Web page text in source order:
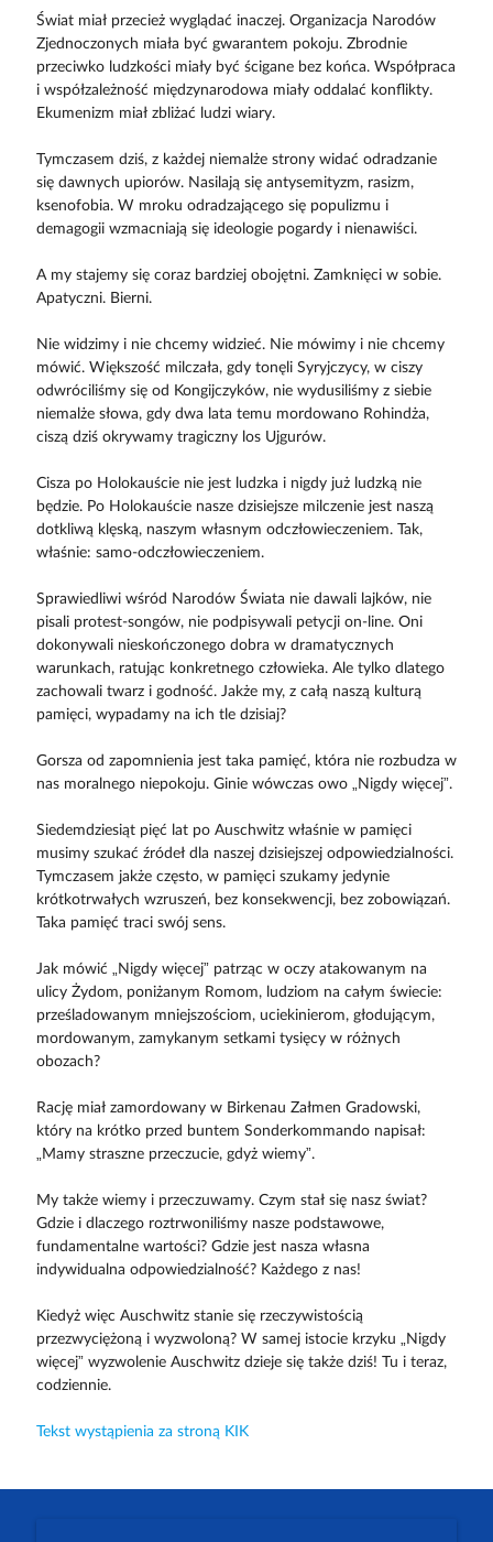
Świat miał przecież wyglądać inaczej. Organizacja Narodów
Zjednoczonych miała być gwarantem pokoju. Zbrodnie
przeciwko ludzkości miały być ścigane bez końca. Współpraca
i współzależność międzynarodowa miały oddalać konflikty.
Ekumenizm miał zbliżać ludzi wiary.
Tymczasem dziś, z każdej niemalże strony widać odradzanie
się dawnych upiorów. Nasilają się antysemityzm, rasizm,
ksenofobia. W mroku odradzającego się populizmu i
demagogii wzmacniają się ideologie pogardy i nienawiści.
A my stajemy się coraz bardziej obojętni. Zamknięci w sobie.
Apatyczni. Bierni.
Nie widzimy i nie chcemy widzieć. Nie mówimy i nie chcemy
mówić. Większość milczała, gdy tonęli Syryjczycy, w ciszy
odwróciliśmy się od Kongijczyków, nie wydusiliśmy z siebie
niemalże słowa, gdy dwa lata temu mordowano Rohindża,
ciszą dziś okrywamy tragiczny los Ujgurów.
Cisza po Holokauście nie jest ludzka i nigdy już ludzką nie
będzie. Po Holokauście nasze dzisiejsze milczenie jest naszą
dotkliwą klęską, naszym własnym odczłowieczeniem. Tak,
właśnie: samo-odczłowieczeniem.
Sprawiedliwi wśród Narodów Świata nie dawali lajków, nie
pisali protest-songów, nie podpisywali petycji on-line. Oni
dokonywali nieskończonego dobra w dramatycznych
warunkach, ratując konkretnego człowieka. Ale tylko dlatego
zachowali twarz i godność. Jakże my, z całą naszą kulturą
pamięci, wypadamy na ich tle dzisiaj?
Gorsza od zapomnienia jest taka pamięć, która nie rozbudza w
nas moralnego niepokoju. Ginie wówczas owo „Nigdy więcej”.
Siedemdziesiąt pięć lat po Auschwitz właśnie w pamięci
musimy szukać źródeł dla naszej dzisiejszej odpowiedzialności.
Tymczasem jakże często, w pamięci szukamy jedynie
krótkotrwałych wzruszeń, bez konsekwencji, bez zobowiązań.
Taka pamięć traci swój sens.
Jak mówić „Nigdy więcej” patrząc w oczy atakowanym na
ulicy Żydom, poniżanym Romom, ludziom na całym świecie:
prześladowanym mniejszościom, uciekinierom, głodującym,
mordowanym, zamykanym setkami tysięcy w różnych
obozach?
Rację miał zamordowany w Birkenau Załmen Gradowski,
który na krótko przed buntem Sonderkommando napisał:
„Mamy straszne przeczucie, gdyż wiemy”.
My także wiemy i przeczuwamy. Czym stał się nasz świat?
Gdzie i dlaczego roztrwoniliśmy nasze podstawowe,
fundamentalne wartości? Gdzie jest nasza własna
indywidualna odpowiedzialność? Każdego z nas!
Kiedyż więc Auschwitz stanie się rzeczywistością
przezwyciężoną i wyzwoloną? W samej istocie krzyku „Nigdy
więcej” wyzwolenie Auschwitz dzieje się także dziś! Tu i teraz,
codziennie.
Tekst wystąpienia za stroną KIK